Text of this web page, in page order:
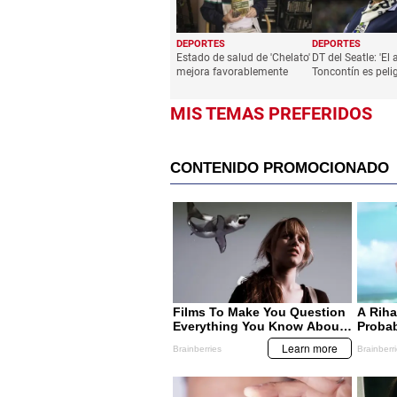
DEPORTES
Estado de salud de 'Chelato'
mejora favorablemente
DEPORTES
DT del Seatle: 'El
Toncontín es
MIS TEMAS PREFERIDOS